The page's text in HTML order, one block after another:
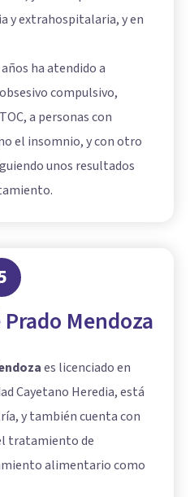
y extrahospitalaria, y en
ha atendido a
compulsivo,
a personas con
el insomnio, y con otro
unos resultados
Mendoza
es licenciado en
Cayetano Heredia, está
y también cuenta con
tratamiento de
alimentario como